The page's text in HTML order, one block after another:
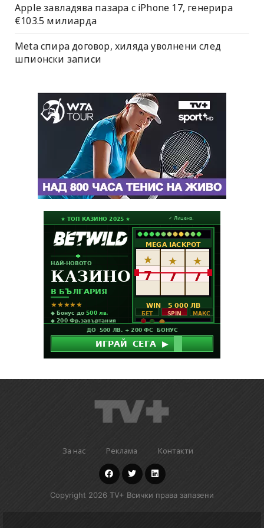
Apple завладява пазара с iPhone 17, генерира
€103.5 милиарда
Meta спира договор, хиляда уволнени след
шпионски записи
За нас Реклама Контакти
Copyright 2026 TV+ Всички права запазени